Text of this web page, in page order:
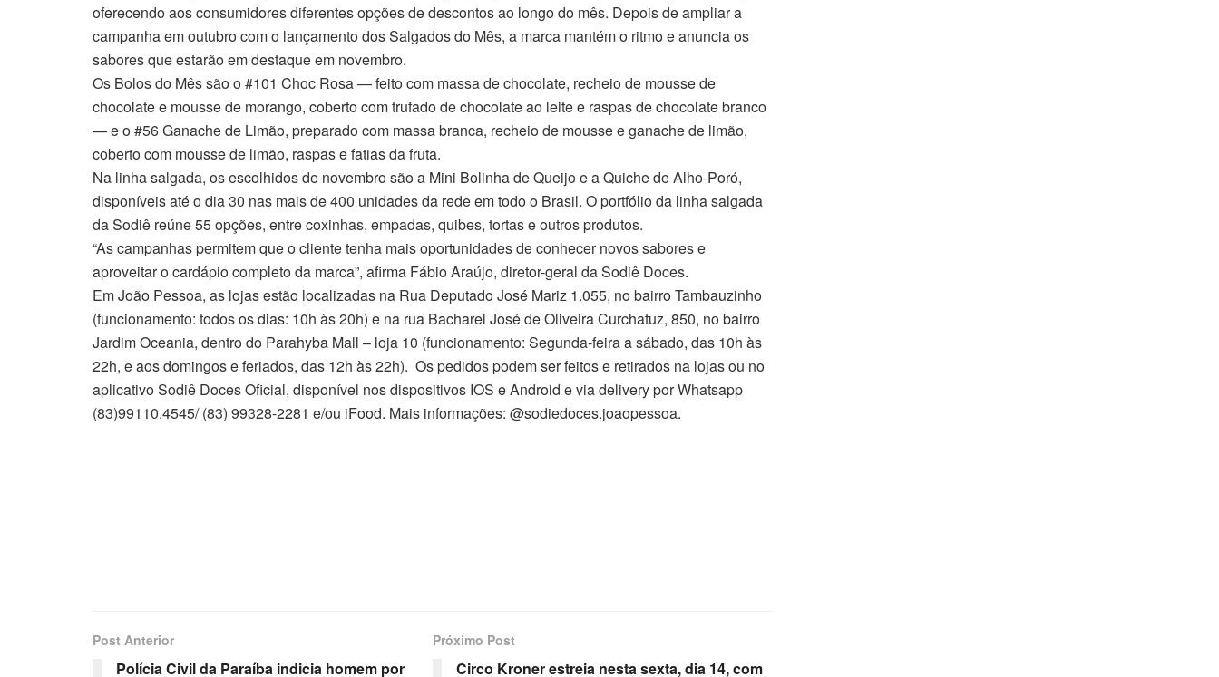
oferecendo aos consumidores diferentes opções de descontos ao longo do mês. Depois de ampliar a
campanha em outubro com o lançamento dos Salgados do Mês, a marca mantém o ritmo e anuncia os
sabores que estarão em destaque em novembro.
Os Bolos do Mês são o #101 Choc Rosa — feito com massa de chocolate, recheio de mousse de
chocolate e mousse de morango, coberto com trufado de chocolate ao leite e raspas de chocolate branco
— e o #56 Ganache de Limão, preparado com massa branca, recheio de mousse e ganache de limão,
coberto com mousse de limão, raspas e fatias da fruta.
Na linha salgada, os escolhidos de novembro são a Mini Bolinha de Queijo e a Quiche de Alho-Poró,
disponíveis até o dia 30 nas mais de 400 unidades da rede em todo o Brasil. O portfólio da linha salgada
da Sodiê reúne 55 opções, entre coxinhas, empadas, quibes, tortas e outros produtos.
“As campanhas permitem que o cliente tenha mais oportunidades de conhecer novos sabores e
aproveitar o cardápio completo da marca”, afirma Fábio Araújo, diretor-geral da Sodiê Doces.
Em João Pessoa, as lojas estão localizadas na Rua Deputado José Mariz 1.055, no bairro Tambauzinho
(funcionamento: todos os dias: 10h às 20h) e na rua Bacharel José de Oliveira Curchatuz, 850, no bairro
Jardim Oceania, dentro do Parahyba Mall – loja 10 (funcionamento: Segunda-feira a sábado, das 10h às
22h, e aos domingos e feriados, das 12h às 22h). Os pedidos podem ser feitos e retirados na lojas ou no
aplicativo Sodiê Doces Oficial, disponível nos dispositivos IOS e Android e via delivery por Whatsapp
(83)99110.4545/ (83) 99328-2281 e/ou iFood. Mais informações: @sodiedoces.joaopessoa.
Post Anterior
Polícia Civil da Paraíba indicia homem por
Próximo Post
Circo Kroner estreia nesta sexta, dia 14, com